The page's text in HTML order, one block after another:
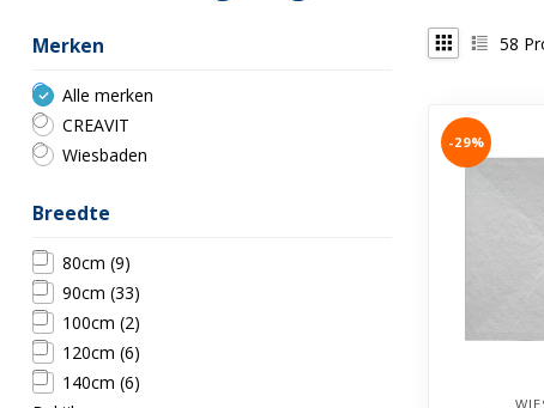
Merken
Alle merken
CREAVIT
Wiesbaden
Breedte
80cm (9)
90cm (33)
100cm (2)
120cm (6)
140cm (6)
58
-29%